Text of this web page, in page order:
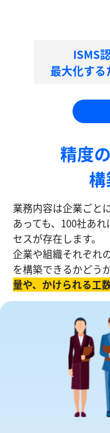
ISMS
最大化する
精度
業務内容は企業ごと
あっても、100社あ
セスが存在します。
企業や組織それぞれ
を構築できるかどう
量や、かけられる工